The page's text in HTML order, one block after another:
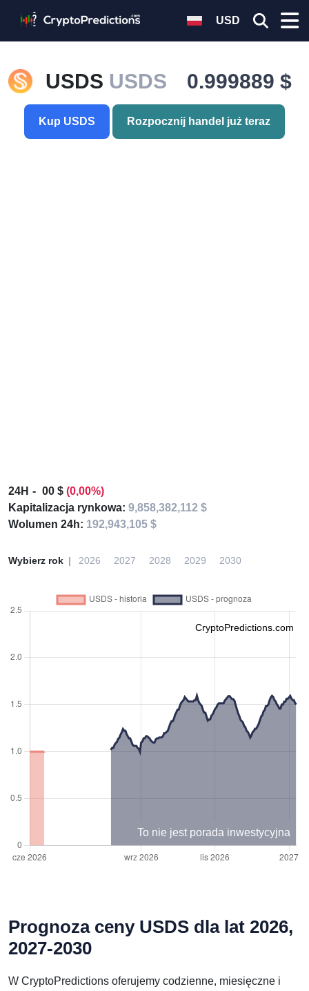
USD
USDS USDS 0.999889 $
Kup USDS Rozpocznij handel już teraz
24H 00 $ (0,00%)
Kapitalizacja rynkowa: 9,858,382,112 $
Wolumen 24h: 192,943,105 $
Wybierz rok 2026 2027 2028 2029 2030
CryptoPredictions.com
To nie jest porada inwestycyjna
Prognoza ceny USDS dla lat 2026,
2027-2030
W CryptoPredictions oferujemy codzienne, miesięczne i